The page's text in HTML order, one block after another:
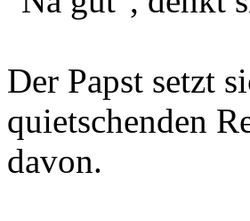
Der Papst setzt
quietschenden
davon.